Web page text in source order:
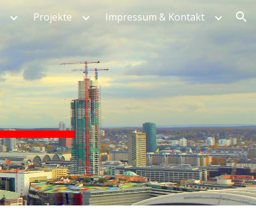
Projekte Impressum & Kontakt